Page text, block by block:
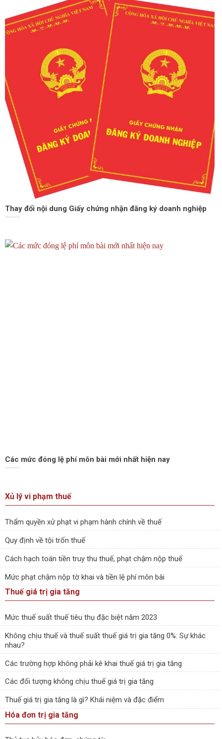
Thay đổi nội dung Giấy chứng nhận đăng ký doanh nghiệp
Các mức đóng lệ phí môn bài mới nhất hiện nay
Xủ lý vi phạm thuế
Thẩm quyền xử phạt vi phạm hành chính về thuế
Quy định về tội trốn thuế
Cách hạch toán tiền truy thu thuế, phạt chậm nộp thuế
Mức phạt chậm nộp tờ khai và tiền lệ phí môn bài
Thuế giá trị gia tăng
Mức thuế suất thuế tiêu thụ đặc biệt năm 2023
Không chịu thuế và thuế suất thuế giá trị gia tăng 0%: Sự khác
nhau?
Các trường hợp không phải kê khai thuế giá trị gia tăng
Các đối tượng không chịu thuế giá trị gia tăng
Thuế giá trị gia tăng là gì? Khái niệm và đặc điểm
Hóa đơn trị gia tăng